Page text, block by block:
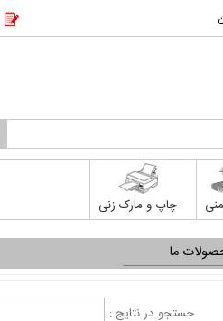
چاپ و مارک زنی
ما
جستجو در نتایج :